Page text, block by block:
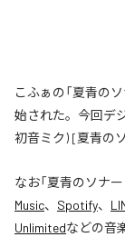
こふぁの「夏青の
始された。今回デ
初音ミク) [夏青の
なお「夏青のソナ
Music、 Spotify、
Unlimitedなどの音